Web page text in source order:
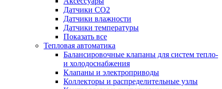
Датчики CO2
Датчики влажности
Датчики температуры
Показать все
Тепловая автоматика
Балансировочные клапаны для систем тепло-
и холодоснабжения
Клапаны и электроприводы
Коллекторы и распределительные узлы